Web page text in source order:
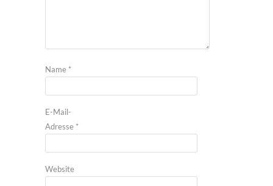
Name *
E-Mail-
Adresse *
Website